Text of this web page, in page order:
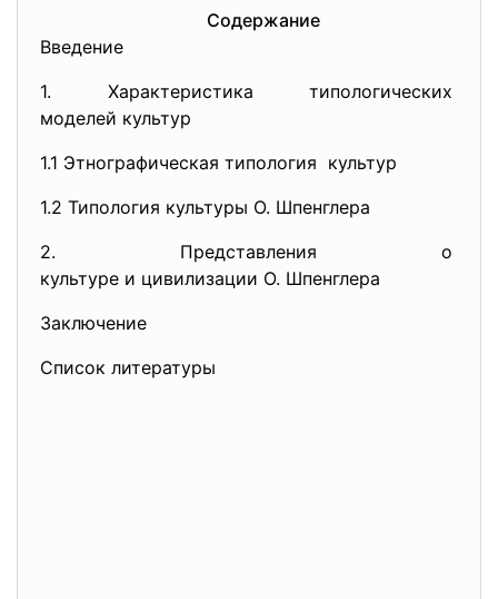
Содержание
Введение
1. Характеристика типологических
моделей культур
1.1 Этнографическая типология культур
1.2 Типология культуры О. Шпенглера
2. Представления о
культуре и цивилизации О. Шпенглера
Заключение
Список литературы